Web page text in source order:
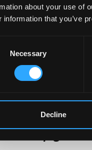
about your use of
information that you’ve
Necessary
Decline
+44
Addysgu